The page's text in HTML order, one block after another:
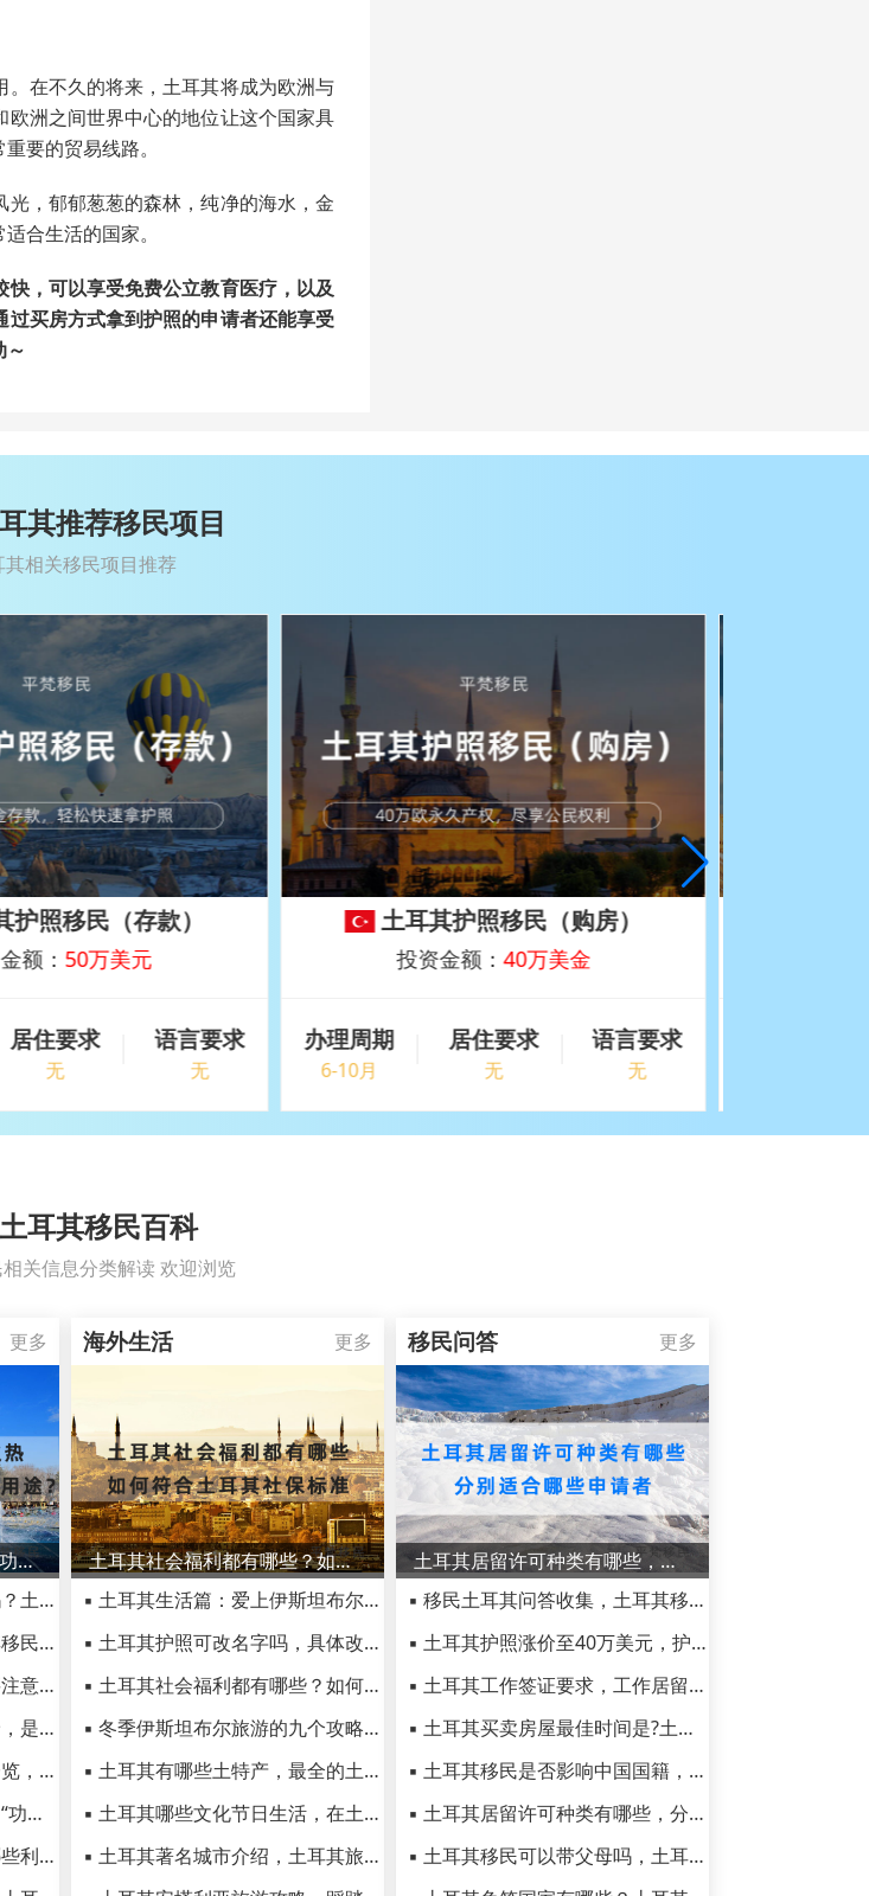
在不久的将来，土耳其将成为欧洲与
洲之间世界中心的地位让这个国家具
要的贸易线路。
，郁郁葱葱的森林，纯净的海水，金
合生活的国家。
，可以享受免费公立教育医疗，以及
买房方式拿到护照的申请者还能享受
～
其推荐移民项目
其相关移民项目推荐
护照移民（购房）
金额：40万美金
居住要求
无
语言要求
无
土耳其护照移民（存款）
投资金额：50万美元
办理周期
6-9月
居住要求
无
语言要求
无
土耳其移民百科
关信息分类解读 欢迎浏览
更多
土耳其护照移民持续火热，“功能性护照”到底有哪些用途？
▪ 土耳其房产产权是永久性吗？土耳其房产有投资价值吗？
▪ 移民土耳其多少钱，土耳其移民费用2022最新一览
▪ 移民土耳其办理过程中需要注意什么？土耳其移民是骗局吗？
▪ 土耳其买房移民为何会涨价，是否是办理买房移民的好时机？
▪ 土耳其护照免签国家最新一览，土耳其电子签国家列表
▪ 土耳其护照移民持续火热，“功能性护照”到底有哪些用途？
▪ 移民去土耳其好不好，有哪些利弊你都知道吗
海外生活 更多
土耳其社会福利都有哪些？如何符合土耳其社保标准？
▪ 土耳其生活篇：爱上伊斯坦布尔的4个理由
▪ 土耳其护照可改名字吗，具体改名流程详解
▪ 土耳其社会福利都有哪些？如何符合土耳其社保标准？
▪ 冬季伊斯坦布尔旅游的九个攻略，带你认识不一样的土耳其
▪ 土耳其有哪些土特产，最全的土耳其必买清单请收下
▪ 土耳其哪些文化节日生活，在土耳其交际困难吗
▪ 土耳其著名城市介绍，土耳其旅游吃喝玩乐一条龙
移民问答 更多
土耳其居留许可种类有哪些，分别适合哪些申请者
▪ 移民土耳其问答收集，土耳其移民看这一篇就够了！
▪ 土耳其护照涨价至40万美元，护照还值得拿吗？
▪ 土耳其工作签证要求，工作居留特权有哪些
▪ 土耳其买卖房屋最佳时间是?土耳其买房有什么好处?
▪ 土耳其移民是否影响中国国籍，护照的优劣势有哪些呢？
▪ 土耳其居留许可种类有哪些，分别适合哪些申请者
▪ 土耳其移民可以带父母吗，土耳其护照身份优势有哪些